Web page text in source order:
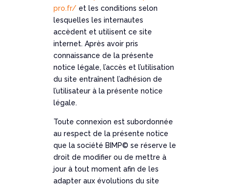
pro.fr/et les conditions selon
lesquelles les internautes
accèdent et utilisent ce site
internet. Après avoir pris
connaissance de la présente
notice légale, l’accès et l’utilisation
du site entraînent l’adhésion de
l’utilisateur à la présente notice
légale.
Toute connexion est subordonnée
au respect de la présente notice
que la société BIMP© se réserve le
droit de modifier ou de mettre à
jour à tout moment afin de les
adapter aux évolutions du site